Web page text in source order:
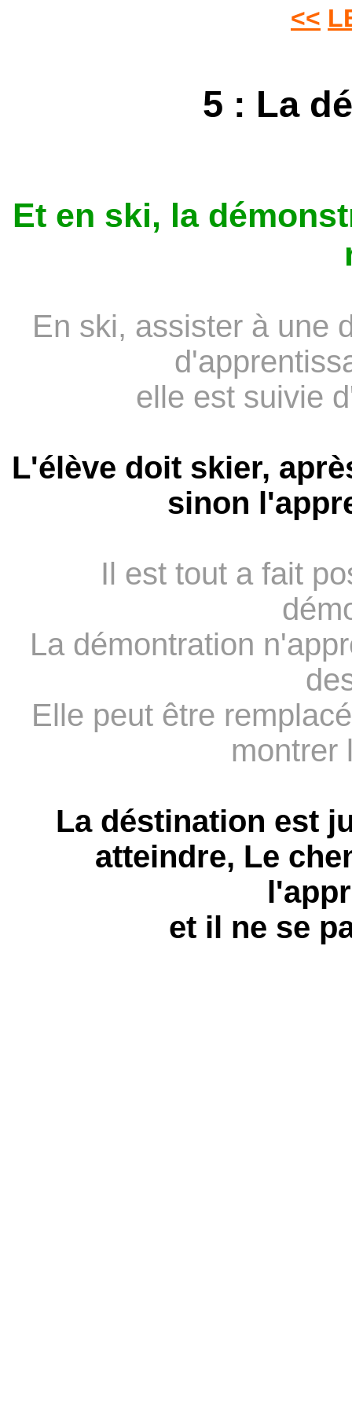
<<
5 : La
Et en ski, la
En ski, assister à une
elle est suivie
L'élève doit skier,
sinon
Il est tout a fait
La démontration
Elle peut être
montrer
La déstination est
atteindre, Le
et il ne se